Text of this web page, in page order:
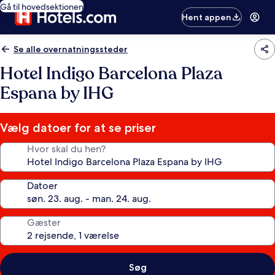
Gå til hovedsektionen
Hent appen
Se alle overnatningssteder
Hotel Indigo Barcelona Plaza
Espana by IHG
Vælg datoer for at se priser
Hvor skal du hen?
Datoer
Gæster
Søg